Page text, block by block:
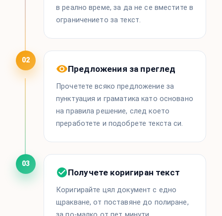
в реално време, за да не се вместите в
ограничението за текст.
02
Предложения за преглед
Прочетете всяко предложение за
пунктуация и граматика като основано
на правила решение, след което
преработете и подобрете текста си.
03
Получете коригиран текст
Коригирайте цял документ с едно
щракване, от поставяне до полиране,